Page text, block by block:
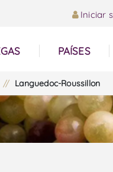
Iniciar
PAÍSES
/ Languedoc-Roussillon